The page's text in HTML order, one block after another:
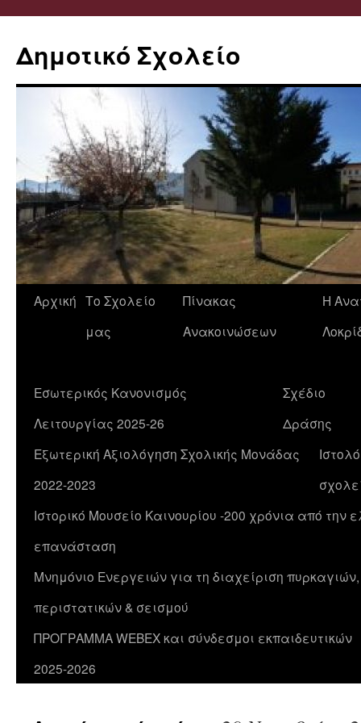
Δημοτικό Σχολείο
Μετάβαση
Αρχική Το Σχολείο
μας
Πίνακας
Ανακοινώσεων
Η
Εσωτερικός Κανονισμός
Λειτουργίας 2025-26
Σχέδιο
Δράσης
Εξωτερική Αξιολόγηση Σχολικής Μονάδας
2022-2023
Ιστορικό Μουσείο Καινουρίου -200 χρόνια από την
επανάσταση
Μνημόνιο Ενεργειών για τη διαχείριση
περιστατικών & σεισμού
ΠΡΟΓΡΑΜΜΑ WEBEX και σύνδεσμοι εκπαιδευτικών
2025-2026